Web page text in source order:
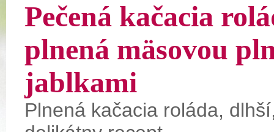
Pečená kačacia
plnená mäsovou
jablkami
Plnená kačacia roláda, dlhší